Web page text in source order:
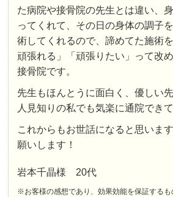
た病院や接骨院の先生とは違い、
ってくれて、その日の身体の調子
術してくれるので、諦めてた施術
頑張れる」「頑張りたい」って改
接骨院です。
先生もほんとうに面白く、優しい
人見知りの私でも気楽に通院できて
これからもお世話になると思いま
願いします！
岩本千晶様 20代
※お客様の感想であり、効果効能を保証するも